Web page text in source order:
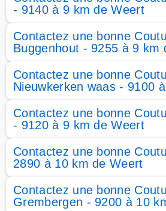
- 9140 à 9 km de Weert
Contactez une bonne
Buggenhout - 9255 à 9 km
Contactez une bonne
Nieuwkerken waas - 9100
Contactez une bonne
- 9120 à 9 km de Weert
Contactez une bonne
2890 à 10 km de Weert
Contactez une bonne
Grembergen - 9200 à 10